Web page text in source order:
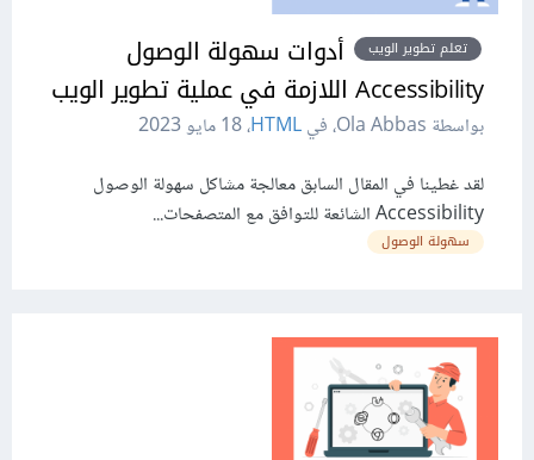
تعلم تطوير الويب
أدوات سهولة الوصول
Accessibility اللازمة في عملية تطوير الويب
بواسطة Ola Abbas، في HTML،18 مايو 2023
لقد غطينا في المقال السابق معالجة مشاكل سهولة الوصول
Accessibility الشائعة للتوافق مع المتصفحات...
سهولة الوصول